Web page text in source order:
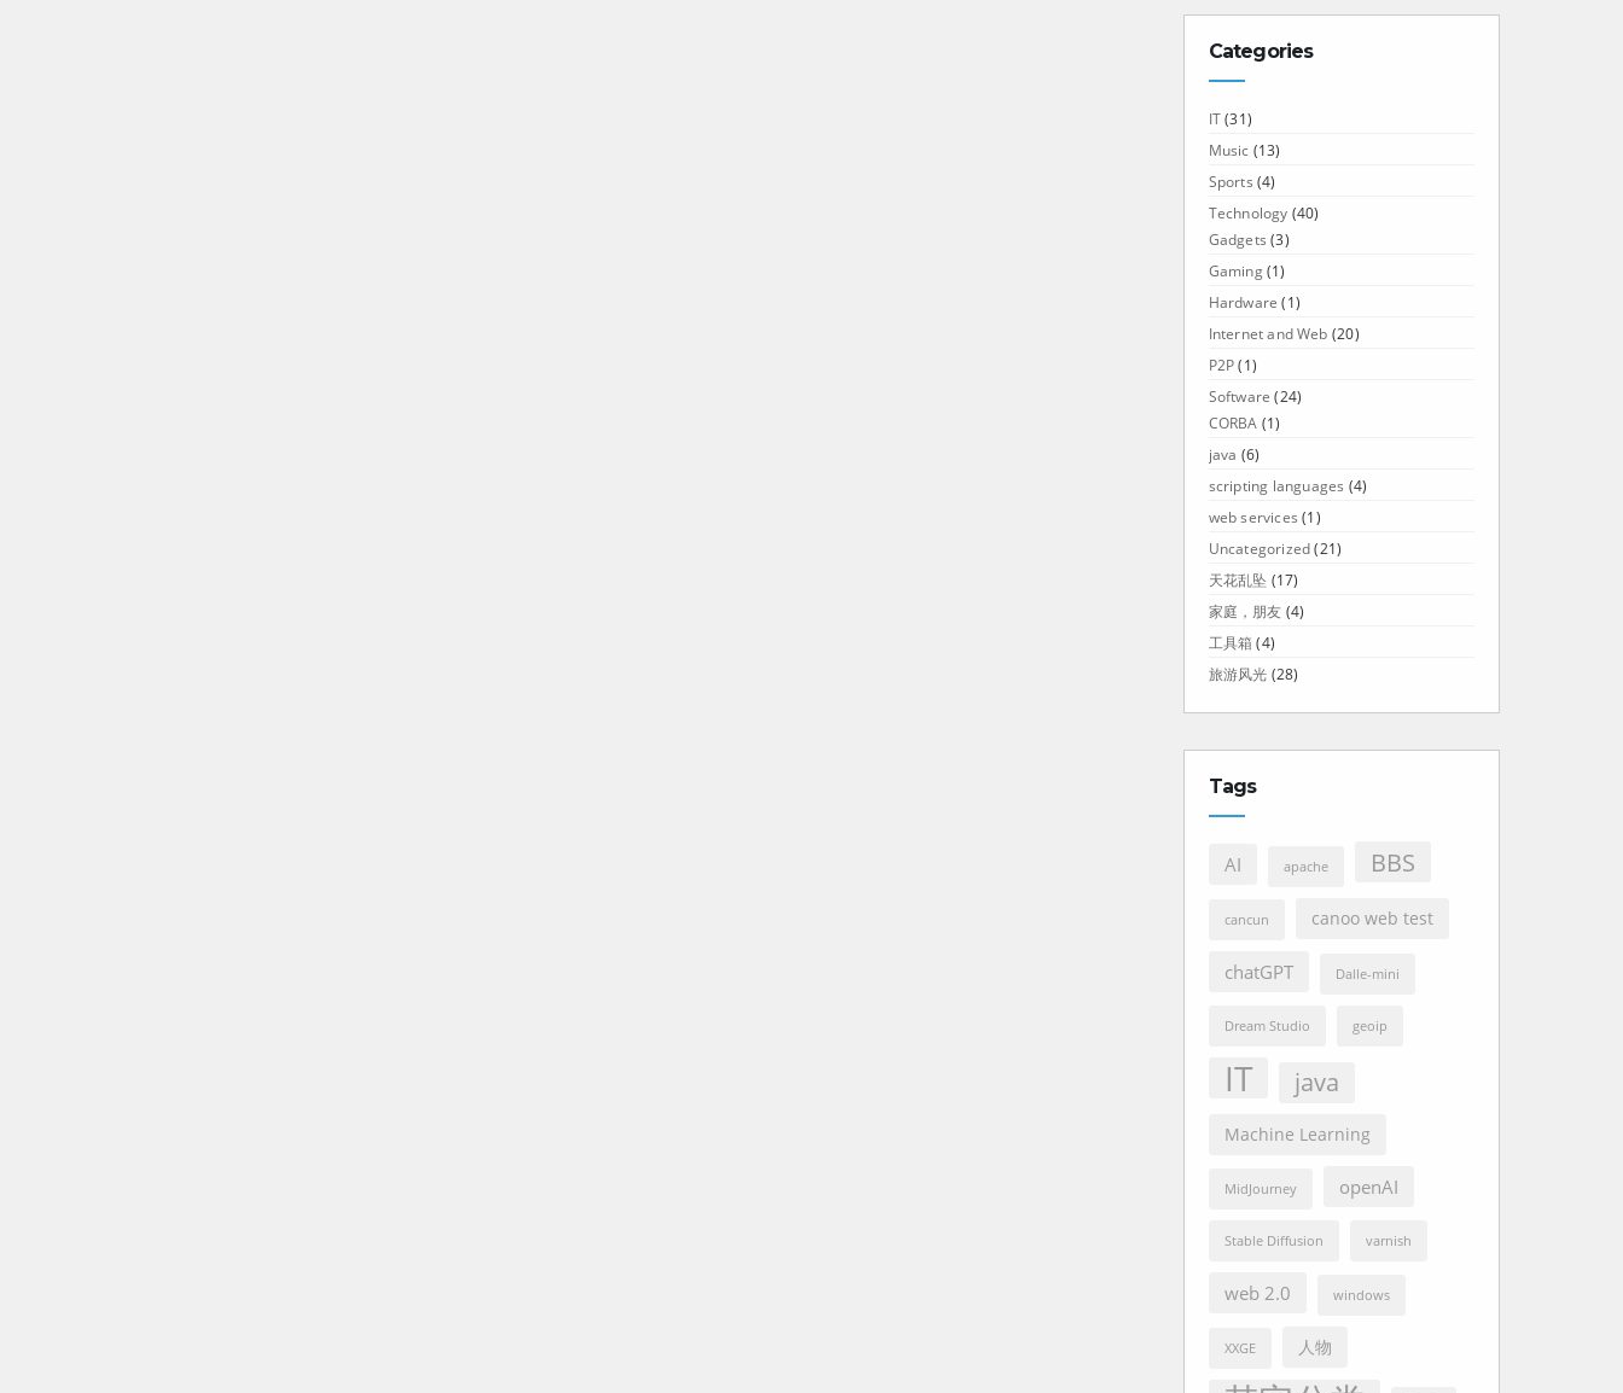
Categories
IT(31)
Music (13)
Sports (4)
Technology (40)
Gadgets (3)
Gaming(1)
Hardware (1)
Internet and Web (20)
P2P(1)
Software (24)
CORBA (1)
java (6)
scripting languages (4)
web services (1)
Uncategorized(21)
天花乱坠 (17)
家庭，朋友 (4)
工具箱 (4)
旅游风光 (28)
Tags
AI apache BBS
cancun canoo web test
chatGPT Dalle-mini
Dream Studio geoip
IT java
Machine Learning
MidJourney openAI
Stable Diffusion varnish
web 2.0 windows
XXGE 人物